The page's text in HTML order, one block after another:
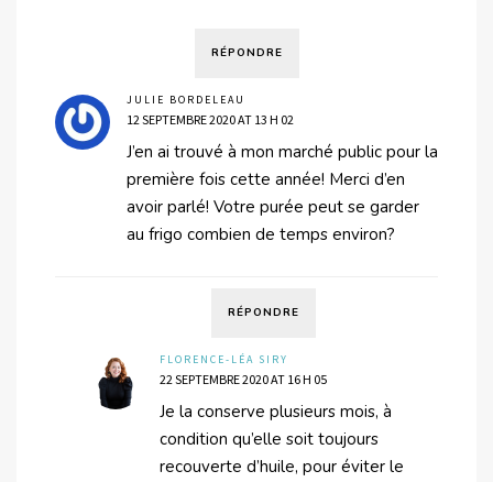
RÉPONDRE
JULIE BORDELEAU
12 SEPTEMBRE 2020 AT 13 H 02
J’en ai trouvé à mon marché public pour la
première fois cette année! Merci d’en
avoir parlé! Votre purée peut se garder
au frigo combien de temps environ?
RÉPONDRE
FLORENCE-LÉA SIRY
22 SEPTEMBRE 2020 AT 16 H 05
Je la conserve plusieurs mois, à
condition qu’elle soit toujours
recouverte d’huile, pour éviter le